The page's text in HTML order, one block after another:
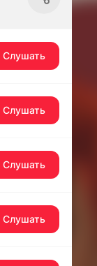
Слушать
Слушать
Слушать
Слушать